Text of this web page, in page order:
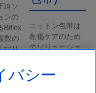
迫ソ
ンの
Biflex
数の
びリ
めに
ま
コットン包帯は
創傷ケアのため
のソリューショ
切な皮膚の保護
を保証します。
バシー